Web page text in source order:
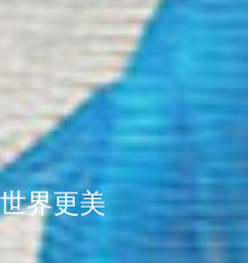
界更美